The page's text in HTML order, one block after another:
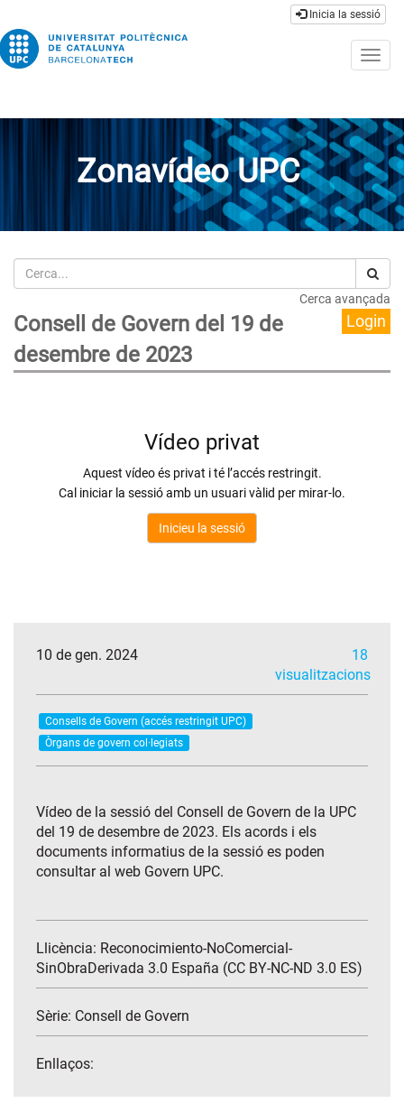
Inicia la sessió
Zonavídeo UPC
Cerca
Cerca avançada
Consell de Govern del 19 de
desembre de 2023
Login
10 de gen. 2024
18
visualitzacions
Consells de Govern (accés restringit UPC)
Òrgans de govern col·legiats
Vídeo de la sessió del Consell de Govern de la UPC
del 19 de desembre de 2023. Els acords i els
documents informatius de la sessió es poden
consultar al web Govern UPC.
Llicència: Reconocimiento-NoComercial-
SinObraDerivada 3.0 España (CC BY-NC-ND 3.0 ES)
Sèrie: Consell de Govern
Enllaços: